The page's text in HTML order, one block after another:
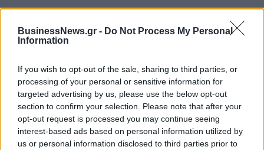
BusinessNews.gr - Do Not Process My Personal
Information
If you wish to opt-out of the sale, sharing to third parties, or
processing of your personal or sensitive information for
targeted advertising by us, please use the below opt-out
section to confirm your selection. Please note that after your
opt-out request is processed you may continue seeing
interest-based ads based on personal information utilized by
us or personal information disclosed to third parties prior to
IAB Hellas: Νέα Διοικούσα Επιτροπή και νέο Διοικητικό Συμβούλιο -
Νέο Audi A2 e-tron με στόχο
την κορυφή της
αποδοτικότητας
Η Chery επενδύει 75 εκατ.
δολάρια στην KG Mobility